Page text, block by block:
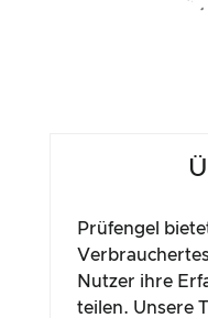
Prüfengel
Nutzer ihre
teilen. Unsere